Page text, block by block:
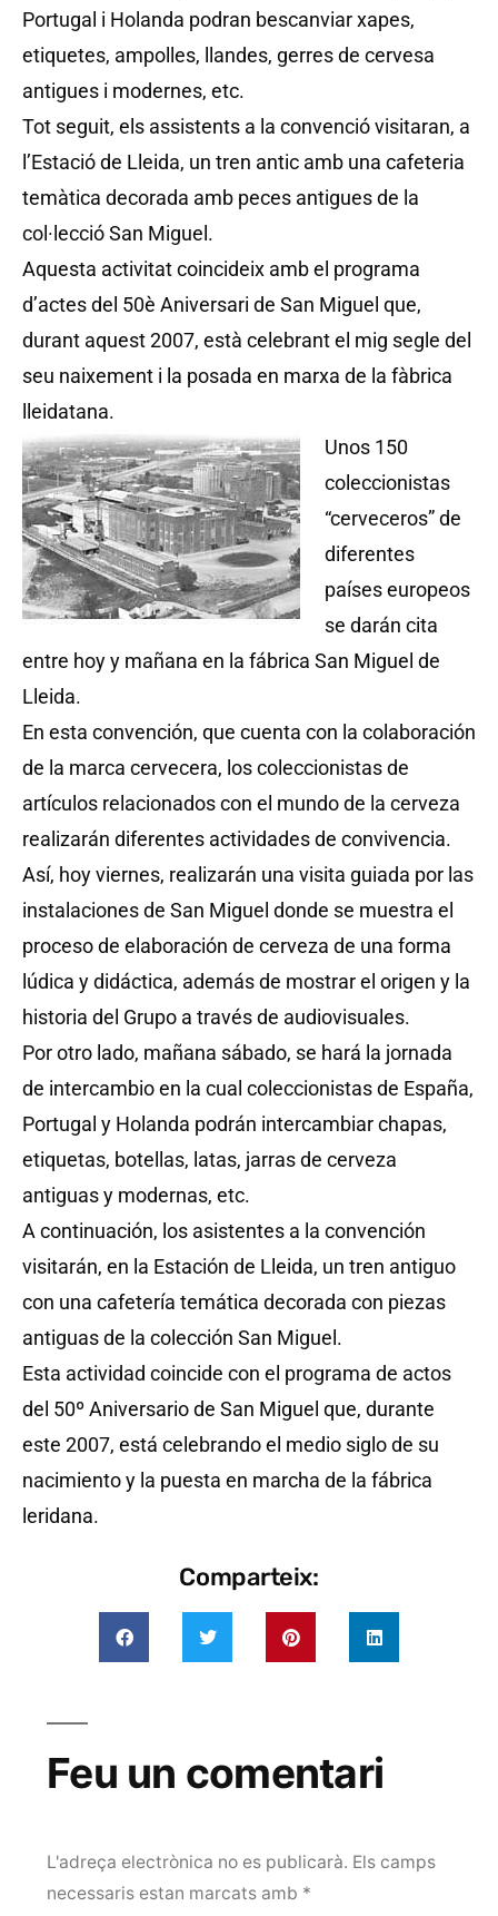
Portugal i Holanda podran bescanviar xapes,
etiquetes, ampolles, llandes, gerres de cervesa
antigues i modernes, etc.
Tot seguit, els assistents a la convenció visitaran, a
l’Estació de Lleida, un tren antic amb una cafeteria
temàtica decorada amb peces antigues de la
col·lecció San Miguel.
Aquesta activitat coincideix amb el programa
d’actes del 50è Aniversari de San Miguel que,
durant aquest 2007, està celebrant el mig segle del
seu naixement i la posada en marxa de la fàbrica
lleidatana.
Unos 150
coleccionistas
“cerveceros” de
diferentes
países europeos
se darán cita
entre hoy y mañana en la fábrica San Miguel de
Lleida.
En esta convención, que cuenta con la colaboración
de la marca cervecera, los coleccionistas de
artículos relacionados con el mundo de la cerveza
realizarán diferentes actividades de convivencia.
Así, hoy viernes, realizarán una visita guiada por las
instalaciones de San Miguel donde se muestra el
proceso de elaboración de cerveza de una forma
lúdica y didáctica, además de mostrar el origen y la
historia del Grupo a través de audiovisuales.
Por otro lado, mañana sábado, se hará la jornada
de intercambio en la cual coleccionistas de España,
Portugal y Holanda podrán intercambiar chapas,
etiquetas, botellas, latas, jarras de cerveza
antiguas y modernas, etc.
A continuación, los asistentes a la convención
visitarán, en la Estación de Lleida, un tren antiguo
con una cafetería temática decorada con piezas
antiguas de la colección San Miguel.
Esta actividad coincide con el programa de actos
del 50º Aniversario de San Miguel que, durante
este 2007, está celebrando el medio siglo de su
nacimiento y la puesta en marcha de la fábrica
leridana.
Comparteix:
Feu un comentari
L'adreça electrònica no es publicarà. Els camps
necessaris estan marcats amb *